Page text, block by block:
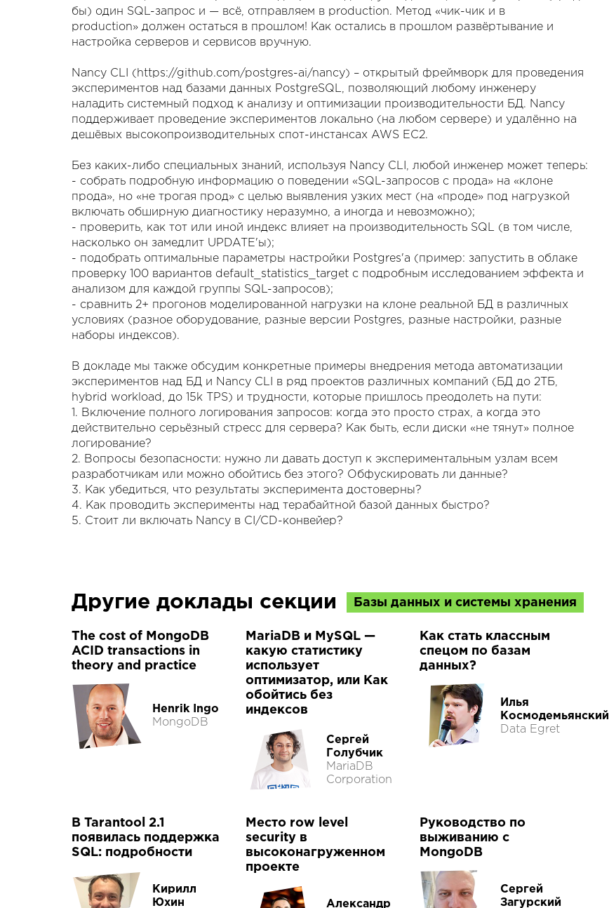
бы) один SQL-запрос и — всё, отправляем в production. Метод «чик-чик и в
production» должен остаться в прошлом! Как остались в прошлом развёртывание и
настройка серверов и сервисов вручную.
Nancy CLI (https://github.com/postgres-ai/nancy) – открытый фреймворк для проведения
экспериментов над базами данных PostgreSQL, позволяющий любому инженеру
наладить системный подход к анализу и оптимизации производительности БД. Nancy
поддерживает проведение экспериментов локально (на любом сервере) и удалённо на
дешёвых высокопроизводительных спот-инстансах AWS EC2.
Без каких-либо специальных знаний, используя Nancy CLI, любой инженер может теперь:
- собрать подробную информацию о поведении «SQL-запросов с прода» на «клоне
прода», но «не трогая прод» с целью выявления узких мест (на «проде» под нагрузкой
включать обширную диагностику неразумно, а иногда и невозможно);
- проверить, как тот или иной индекс влияет на производительность SQL (в том числе,
насколько он замедлит UPDATE'ы);
- подобрать оптимальные параметры настройки Postgres'а (пример: запустить в облаке
проверку 100 вариантов default_statistics_target с подробным исследованием эффекта и
анализом для каждой группы SQL-запросов);
- сравнить 2+ прогонов моделированной нагрузки на клоне реальной БД в различных
условиях (разное оборудование, разные версии Postgres, разные настройки, разные
наборы индексов).
В докладе мы также обсудим конкретные примеры внедрения метода автоматизации
экспериментов над БД и Nancy CLI в ряд проектов различных компаний (БД до 2ТБ,
hybrid workload, до 15k TPS) и трудности, которые пришлось преодолеть на пути:
1. Включение полного логирования запросов: когда это просто страх, а когда это
действительно серьёзный стресс для сервера? Как быть, если диски «не тянут» полное
логирование?
2. Вопросы безопасности: нужно ли давать доступ к экспериментальным узлам всем
разработчикам или можно обойтись без этого? Обфускировать ли данные?
3. Как убедиться, что результаты эксперимента достоверны?
4. Как проводить эксперименты над терабайтной базой данных быстро?
5. Стоит ли включать Nancy в CI/CD-конвейер?
Другие доклады секции Базы данных и системы хранения
The cost of MongoDB
ACID transactions in
theory and practice
Henrik Ingo
MongoDB
MariaDB и MySQL —
какую статистику
использует
оптимизатор, или Как
обойтись без
индексов
Сергей
Голубчик
MariaDB
Corporation
Как стать классным
спецом по базам
данных?
Илья
Космодемьянский
Data Egret
В Tarantool 2.1
появилась поддержка
SQL: подробности
Кирилл
Юхин
Место row level
security в
высоконагруженном
проекте
Александр
Руководство по
выживанию с
MongoDB
Сергей
Загурский